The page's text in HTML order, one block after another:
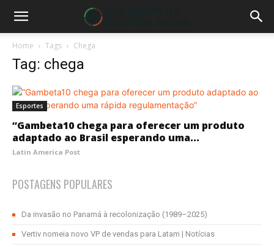
Home Tags Chega
Tag: chega
Esportes
“Gambeta10 chega para oferecer um produto
adaptado ao Brasil esperando uma...
Latin America Post
POSTAGENS POPULARES
Da invasão no Panamá à recolonização (1989–2025)
Vertiv nomeia novo VP de vendas para Latam | Notícias